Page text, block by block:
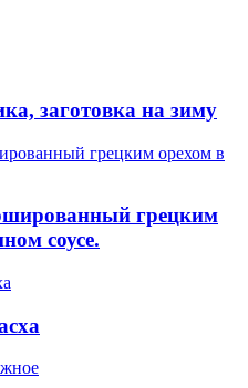
заготовка на зиму
грецким
соусе.